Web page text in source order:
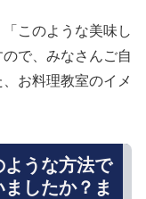
このような美味し
で、みなさんご自
お料理教室のイメ
うな方法で
したか？ま